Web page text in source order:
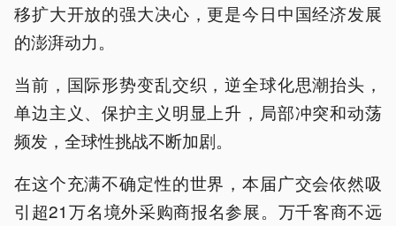
移扩大开放的强大决心，更是今日中国经济发展
的澎湃动力。
当前，国际形势变乱交织，逆全球化思潮抬头，
单边主义、保护主义明显上升，局部冲突和动荡
频发，全球性挑战不断加剧。
在这个充满不确定性的世界，本届广交会依然吸
引超21万名境外采购商报名参展。万千客商不远